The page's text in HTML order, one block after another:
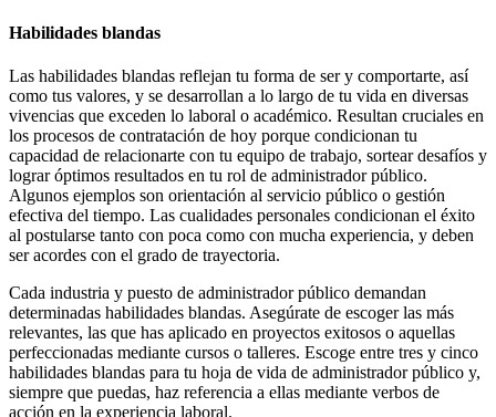
Habilidades blandas
Las habilidades blandas reflejan tu forma de ser y comportarte, así
como tus valores, y se desarrollan a lo largo de tu vida en diversas
vivencias que exceden lo laboral o académico. Resultan cruciales en
los procesos de contratación de hoy porque condicionan tu
capacidad de relacionarte con tu equipo de trabajo, sortear desafíos y
lograr óptimos resultados en tu rol de administrador público.
Algunos ejemplos son orientación al servicio público o gestión
efectiva del tiempo. Las cualidades personales condicionan el éxito
al postularse tanto con poca como con mucha experiencia, y deben
ser acordes con el grado de trayectoria.
Cada industria y puesto de administrador público demandan
determinadas habilidades blandas. Asegúrate de escoger las más
relevantes, las que has aplicado en proyectos exitosos o aquellas
perfeccionadas mediante cursos o talleres. Escoge entre tres y cinco
habilidades blandas para tu hoja de vida de administrador público y,
siempre que puedas, haz referencia a ellas mediante verbos de
acción en la experiencia laboral.